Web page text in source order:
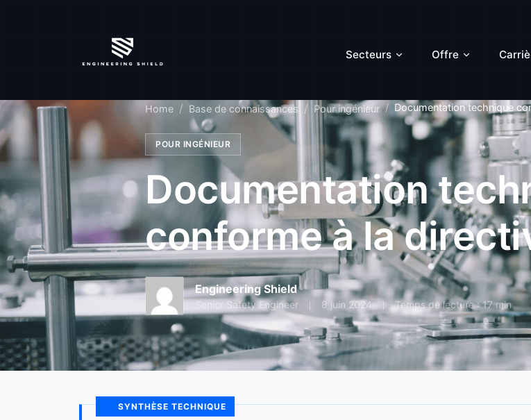
Secteurs Offre
Home Base de connaissances Pour ingénieur Documentation technique
POUR INGÉNIEUR
Documentation
conforme à la
Engineering Shield
Senior Safety Engineer 8 juin 2024 Temps de lecture : 17 min
SYNTHÈSE TECHNIQUE